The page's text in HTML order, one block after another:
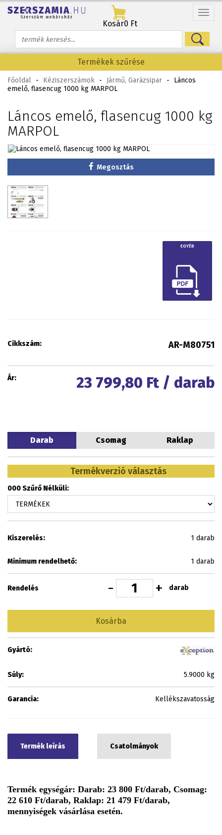
Menü
Kosár0 Ft
Termékek szűrése
Főoldal - Kéziszerszámok - Jármű, Garázsipar -
Láncos
emelő, flasencug 1000 kg MARPOL
Láncos emelő, flasencug 1000 kg
MARPOL
Megosztás
EGYÉB
Cikkszám: AR-M80751
Ár: 23 799,80 Ft / darab
Darab Csomag Raklap
Termékverzió választás
000 Szűrő Nélküli:
Kiszerelés: 1 darab
Minimum rendelhető: 1 darab
Rendelés - + darab
Kosárba
Gyártó:
Súly: 5.9000 kg
Garancia: Kellékszavatosság
Termék leírás Csatolmányok
Termék egységár: Darab: 23 800 Ft/darab, Csomag:
22 610 Ft/darab, Raklap: 21 479 Ft/darab,
mennyiségek vásárlása esetén.